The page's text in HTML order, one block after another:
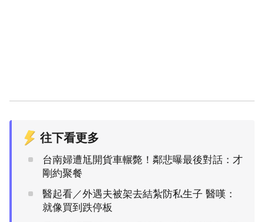
往下看更多
台南婦遭尪開貨車輾斃！鄰悲曝最後對話：才
剛約聚餐
醫起看／外遇夫被架去結紮防私生子 醫嘆：
就像買到跌停板